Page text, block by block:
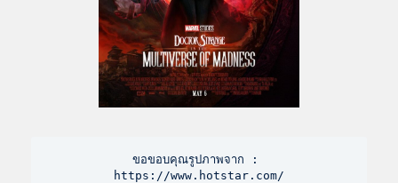
ขอขอบคุณรูปภาพจาก :
https://www.hotstar.com/